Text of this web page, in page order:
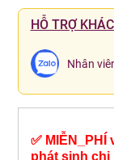
HỖ TRỢ
Nhân
✅
phát sinh chi